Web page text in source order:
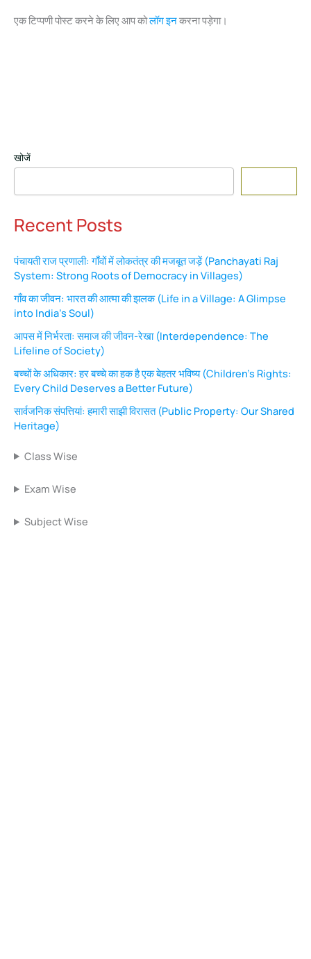
खोजें
Recent Posts
पंचायती राज प्रणाली: गाँवों में लोकतंत्र की मजबूत जड़ें (Panchayati Raj
System: Strong Roots of Democracy in Villages)
गाँव का जीवन: भारत की आत्मा की झलक (Life in a Village: A Glimpse
into India’s Soul)
आपस में निर्भरता: समाज की जीवन-रेखा (Interdependence: The
Lifeline of Society)
बच्चों के अधिकार: हर बच्चे का हक है एक बेहतर भविष्य (Children’s Rights:
Every Child Deserves a Better Future)
सार्वजनिक संपत्तियां: हमारी साझी विरासत (Public Property: Our Shared
Heritage)
Class Wise
Exam Wise
Subject Wise
एक टिप्पणी पोस्ट करने के लिए आप कोलॉग इनकरना पड़ेगा।